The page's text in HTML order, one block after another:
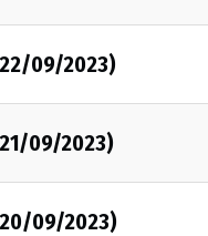
09/2023)
09/2023)
09/2023)